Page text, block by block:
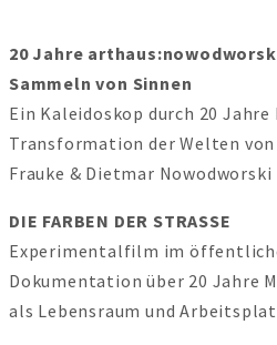
20 Jahre
Sammeln von Sinnen
Ein Kaleidoskop durch 20
Transformation der Welten von
Frauke & Dietmar Nowodworski
DIE FARBEN DER STRASSE
Experimentalfilm im
Dokumentation über 20 Jahre
als Lebensraum und